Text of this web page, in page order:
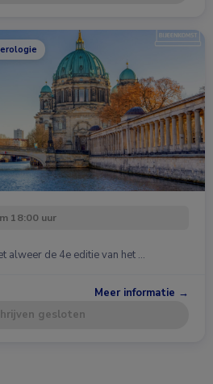
18:00 uur
alweer de 4e editie van het …
Meer informatie →
gesloten